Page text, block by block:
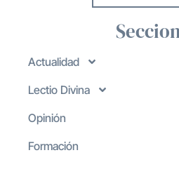
Actualidad
Lectio Divina
Opinión
Formación